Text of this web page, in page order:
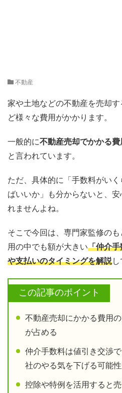
不動産
家や土地などの不動産を売却
ど様々な費用がかかります。
一般的に不動産売却でかかる費
と言われています。
ただ、具体的に「手数料がい
ばいいか」も分からないと、
れませんよね。
そこで今回は、専門家監修の
用の中でも額が大きい「仲介手
や支払いのタイミングを解説し
この記事のポイント
不動産売却にかかる費用
が占める
仲介手数料は値引き交渉
社のやる気を下げる可能
控除や特例を活用すると